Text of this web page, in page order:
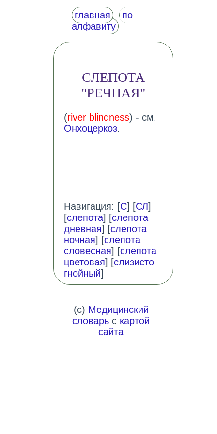
главная
по
алфавиту
СЛЕПОТА
"РЕЧНАЯ"
(river blindness) - см.
Онхоцеркоз.
Навигация: [С] [СЛ]
[слепота] [слепота
дневная] [слепота
ночная] [слепота
словесная] [слепота
цветовая] [слизисто-
гнойный]
(c) Медицинский
словарь с картой
сайта